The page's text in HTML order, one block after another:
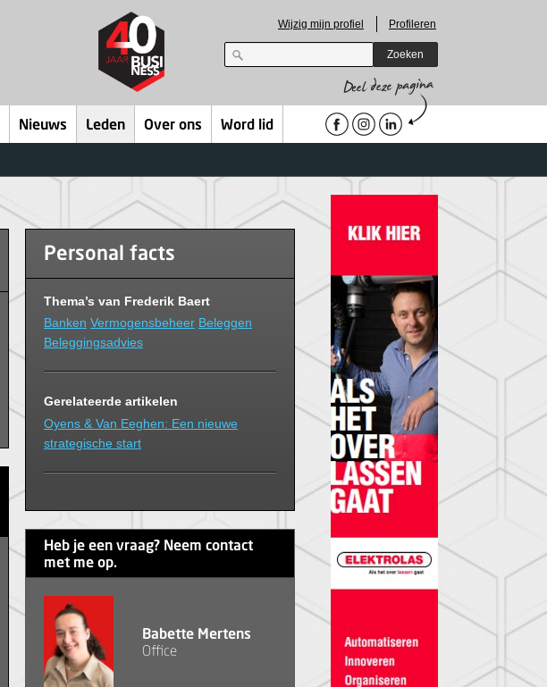
Wijzig mijn profiel Profileren
Zoeken
Nieuws Leden Over ons Word lid
Personal facts
Thema’s van Frederik Baert
Banken Vermogensbeheer Beleggen
Beleggingsadvies
Gerelateerde artikelen
Oyens & Van Eeghen: Een nieuwe
strategische start
Heb je een vraag? Neem contact
met me op.
Babette Mertens
Office